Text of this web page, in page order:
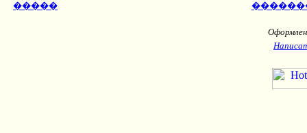
�����